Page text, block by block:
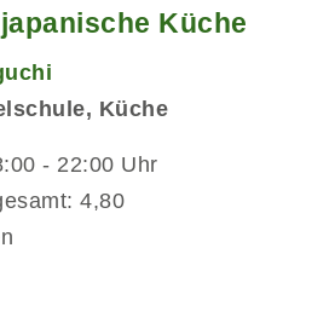
Küche
Küche
- 22:00 Uhr
4,80